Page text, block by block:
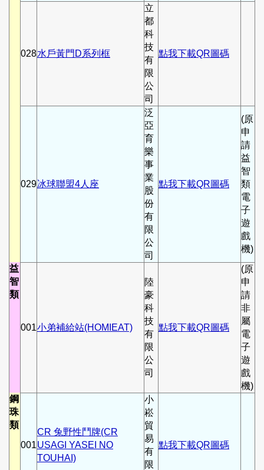
028水戶黃門D系列框
立
都
科
技
有
限
公
司
點我下載QR圖碼
029冰球聯盟4人座
泛
亞
育
樂
事
業
股
份
有
限
公
司
點我下載QR圖碼
(原
申
請
益
智
類
電
子
遊
戲
機)
益
智
類
001小弟補給站(HOMIEAT)
陸
豪
科
技
有
限
公
司
點我下載QR圖碼
(原
申
請
非
屬
電
子
遊
戲
機)
鋼
珠
類
001
CR 兔野性鬥牌(CR
USAGI YASEI NO
TOUHAI)
小
崧
貿
易
有
限
點我下載QR圖碼